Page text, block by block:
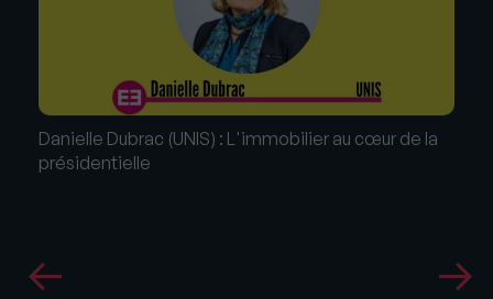
Danielle Dubrac (UNIS) : L'immobilier au cœur de la
présidentielle